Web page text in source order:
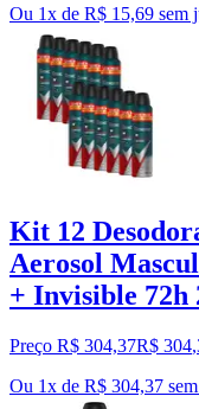
Ou 1x de R$ 15,69 sem
Kit 12
Aerosol
+ Invisible 72h
Preço R$ 304,37R$ 304,
Ou 1x de R$ 304,37